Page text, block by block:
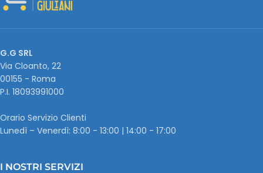
G.G SRL
Via Cloanto, 22
00155 - Roma
P.I. ‭18093991000
Orario Servizio Clienti
Lunedì – Venerdì: 8:00 - 13:00 | 14:00 - 17:00
I NOSTRI SERVIZI